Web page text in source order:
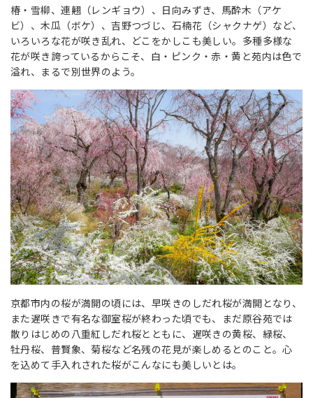
椿・雪柳、連翹（レンギョウ）、日向みずき、馬酔木（アケ
ビ）、木瓜（ボケ）、吉野つづじ、石楠花（シャクナゲ）など、
いろいろな花が咲き乱れ、どこをかしこも美しい。多種多様な
花が咲き誇っているからこそ、白・ピンク・赤・黄と苑内は色で
溢れ、まるで別世界のよう。
京都市内の桜が満開の頃には、早咲きのしだれ桜が満開となり、
また遅咲きで有名な御室桜が終わった頃でも、まだ原谷苑では
散りはじめの八重紅しだれ桜とともに、遅咲きの黄桜、緑桜、
牡丹桜、普賢象、菊桜など名残の花見が楽しめるとのこと。心
を込めて手入れされた桜がこんなにも美しいとは。